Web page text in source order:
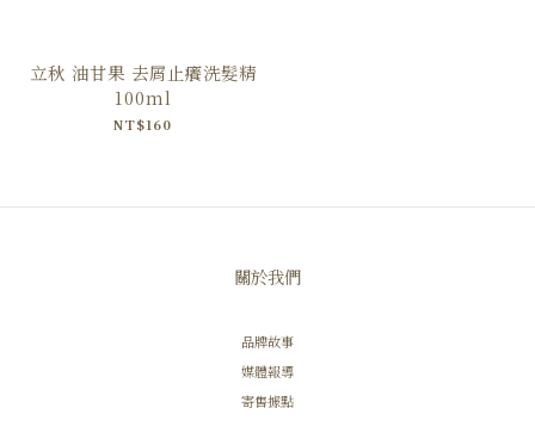
立秋 油甘果 去屑止癢洗髮精
100ml
NT$160
關於我們
品牌故事
媒體報導
寄售據點